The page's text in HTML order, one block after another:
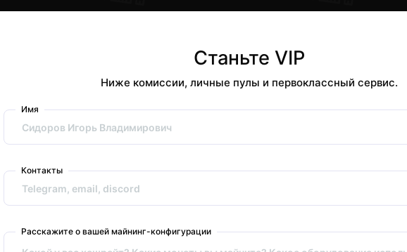
Станьте VIP
Ниже комиссии, личные пулы и первоклассный сервис.
Имя
Контакты
Расскажите о вашей майнинг-конфигурации